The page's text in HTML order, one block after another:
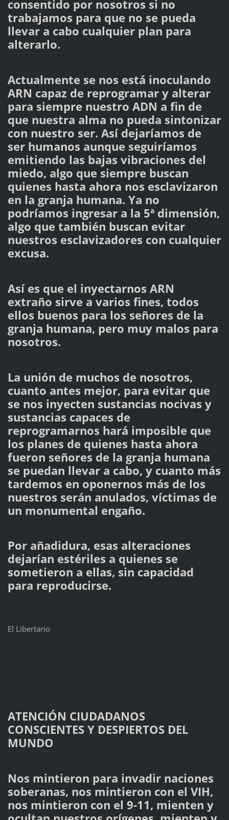
consentido por nosotros si no
trabajamos para que no se pueda
llevar a cabo cualquier plan para
alterarlo.
Actualmente se nos está inoculando
ARN capaz de reprogramar y alterar
para siempre nuestro ADN a fin de
que nuestra alma no pueda sintonizar
con nuestro ser. Así dejaríamos de
ser humanos aunque seguiríamos
emitiendo las bajas vibraciones del
miedo, algo que siempre buscan
quienes hasta ahora nos esclavizaron
en la granja humana. Ya no
podríamos ingresar a la 5ª dimensión,
algo que también buscan evitar
nuestros esclavizadores con cualquier
excusa.
Así es que el inyectarnos ARN
extraño sirve a varios fines, todos
ellos buenos para los señores de la
granja humana, pero muy malos para
nosotros.
La unión de muchos de nosotros,
cuanto antes mejor, para evitar que
se nos inyecten sustancias nocivas y
sustancias capaces de
reprogramarnos hará imposible que
los planes de quienes hasta ahora
fueron señores de la granja humana
se puedan llevar a cabo, y cuanto más
tardemos en oponernos más de los
nuestros serán anulados, víctimas de
un monumental engaño.
Por añadidura, esas alteraciones
dejarían estériles a quienes se
sometieron a ellas, sin capacidad
para reproducirse.
El Libertario
ATENCIÓN CIUDADANOS
CONSCIENTES Y DESPIERTOS DEL
MUNDO
Nos mintieron para invadir naciones
soberanas, nos mintieron con el VIH,
nos mintieron con el 9-11, mienten y